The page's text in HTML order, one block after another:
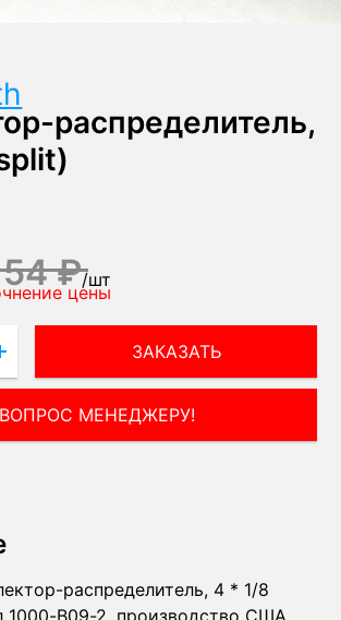
распределитель,
₽/шт
цены
ЗАКАЗАТЬ
ВОПРОС МЕНЕДЖЕРУ!
распределитель, 4 * 1/8
1000-B09-2, производство США